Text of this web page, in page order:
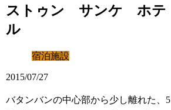
ストゥン サンケ ホテ
ル
宿泊施設
2015/07/27
バタンバンの中心部から少し離れた、5